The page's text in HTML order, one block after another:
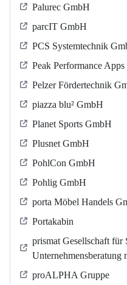
Palurec GmbH
parcIT GmbH
PCS Systemtechnik
Peak Performance
Pelzer Fördertechnik
piazza blu² GmbH
Planet Sports GmbH
Plusnet GmbH
PohlCon GmbH
Pohlig GmbH
porta Möbel Handels
Portakabin
prismat Gesellschaft für
Unternehmensberatung
proALPHA Gruppe